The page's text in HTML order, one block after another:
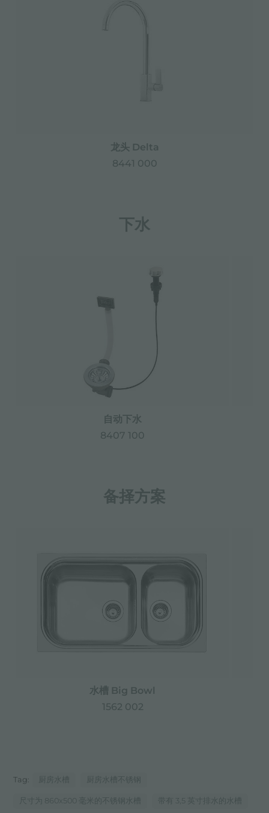
龙头 Delta
8441 000
下水
自动下水
8407 100
备择方案
水槽 Big Bowl
1562 002
Tag: 厨房水槽 厨房水槽不锈钢
尺寸为 860x500 毫米的不锈钢水槽 带有 3,5 英寸排水的水槽